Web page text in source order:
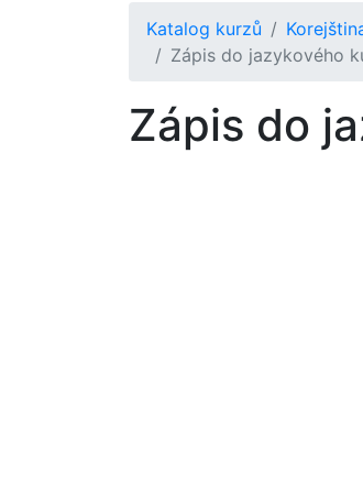
Katalog kurzů
Zápis do jazykového
Zápis do